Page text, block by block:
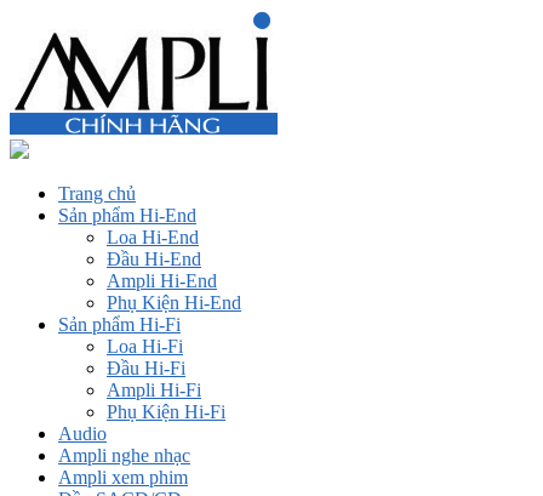
Trang chủ
Sản phẩm Hi-End
Loa Hi-End
Đầu Hi-End
Ampli Hi-End
Phụ Kiện Hi-End
Sản phẩm Hi-Fi
Loa Hi-Fi
Đầu Hi-Fi
Ampli Hi-Fi
Phụ Kiện Hi-Fi
Audio
Ampli nghe nhạc
Ampli xem phim